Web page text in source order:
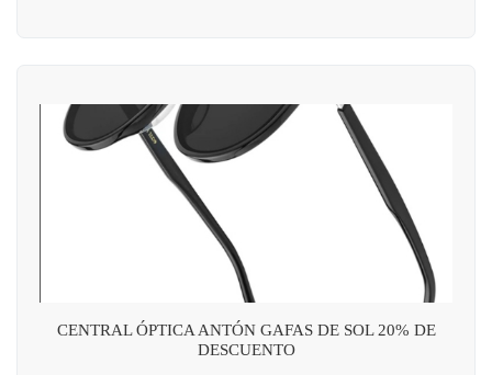
CENTRAL ÓPTICA ANTÓN GAFAS DE SOL 20% DE
DESCUENTO